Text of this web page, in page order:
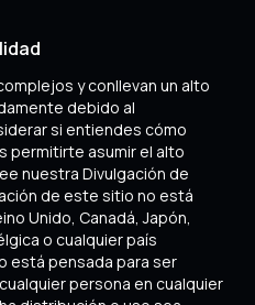
y conllevan un alto
debido al
si entiendes cómo
permitirte asumir el alto
nuestra Divulgación de
de este sitio no está
Unido, Canadá, Japón,
o cualquier país
está pensada para ser
persona en cualquier